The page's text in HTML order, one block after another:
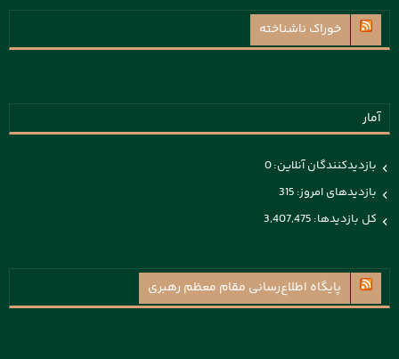
خوراک ناشناخته
آمار
بازدیدکنندگان آنلاین:0
بازدیدهای امروز: 315
کل بازدیدها: 3,407,475
پايگاه اطلاع‌رسانی مقام معظم رهبری